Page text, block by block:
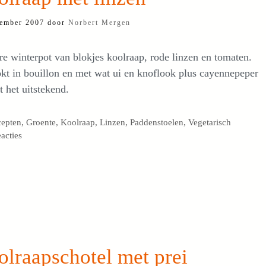
2007 door Norbert Mergen
winterpot van blokjes koolraap, rode linzen en tomaten.
in bouillon en met wat ui en knoflook plus cayennepeper
het uitstekend.
,Groente,Koolraap,Linzen,Paddenstoelen,Vegetarisch
met prei